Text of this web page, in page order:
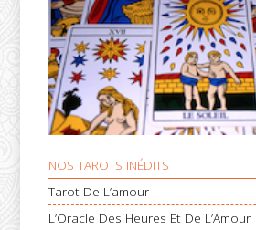
NOS TAROTS INÉDITS
Tarot De L’amour
L’Oracle Des Heures Et De L’Amour